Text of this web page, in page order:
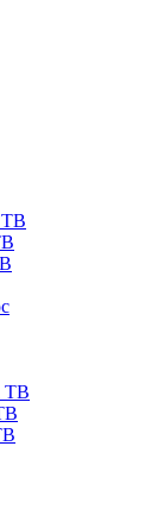
ТВ
ТВ